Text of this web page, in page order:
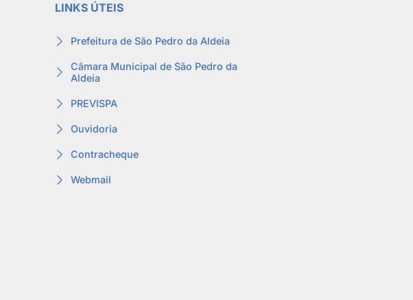
LINKS ÚTEIS
Prefeitura de São Pedro da Aldeia
Câmara Municipal de São Pedro da
Aldeia
PREVISPA
Ouvidoria
Contracheque
Webmail